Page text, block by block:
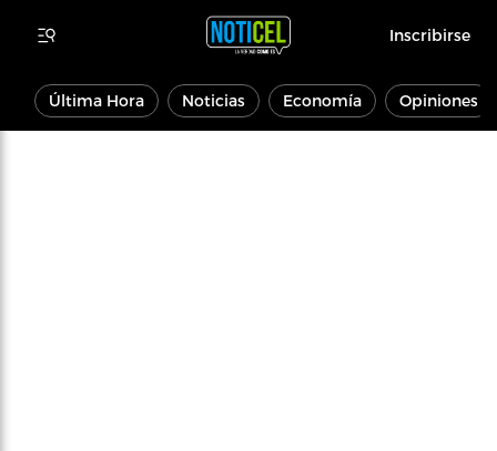
Inscribirse
Última Hora Noticias Economía Opiniones